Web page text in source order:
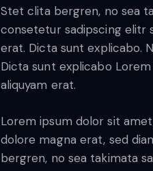
Stet clita bergren, no sea
consetetur sadipscing elitr
erat. Dicta sunt explicabo.
Dicta sunt explicabo
aliquyam erat.
Lorem ipsum dolor sit
dolore magna erat, sed
bergren, no sea takimata